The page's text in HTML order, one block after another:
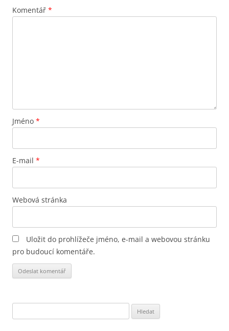
Komentář *
Jméno *
E-mail *
Webová stránka
Uložit do prohlížeče jméno, e-mail a webovou stránku
pro budoucí komentáře.